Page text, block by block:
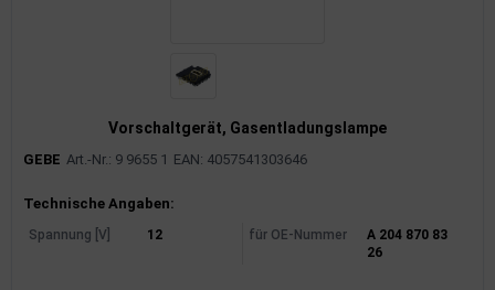
Vorschaltgerät, Gasentladungslampe
GEBE Art.-Nr.: 9 9655 1 EAN: 4057541303646
Produktinformationen
Technische Angaben:
Spannung [V] 12 für OE-Nummer
A 204 870 83
26